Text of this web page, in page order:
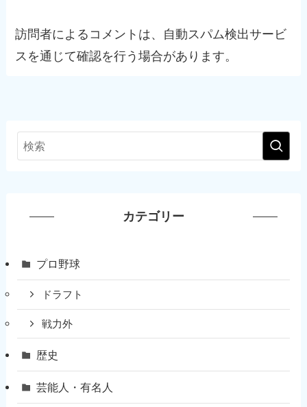
訪問者によるコメントは、自動スパム検出サービ
スを通じて確認を行う場合があります。
カテゴリー
プロ野球
ドラフト
戦力外
歴史
芸能人・有名人